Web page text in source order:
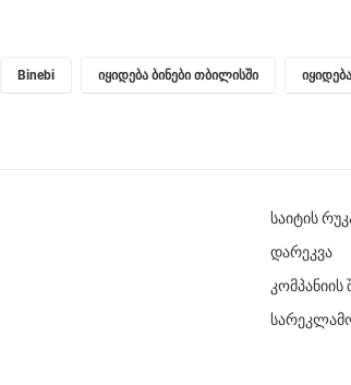
Binebi იყიდება ბინები თბილისში
საიტის
დარეკვა
კომპანიის